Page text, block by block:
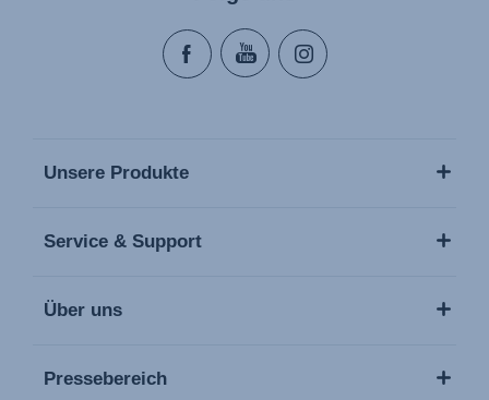
Unsere Produkte
Service & Support
Über uns
Pressebereich